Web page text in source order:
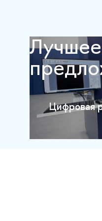
Лучшее
Цифровая